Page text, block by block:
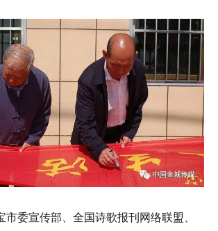
市委宣传部、全国诗歌报刊网络联盟、